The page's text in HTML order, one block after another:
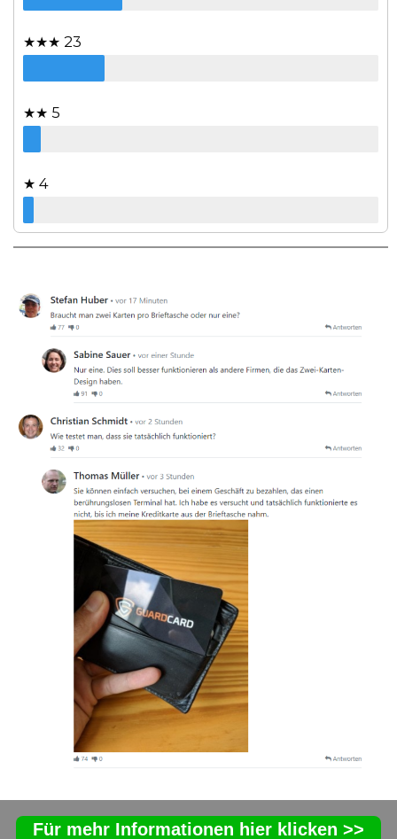
★★★ 23
★★ 5
★ 4
Für mehr Informationen hier klicken >>